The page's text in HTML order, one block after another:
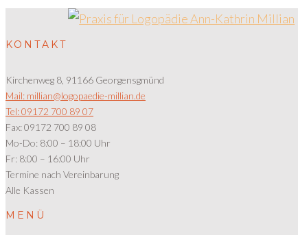
KONTAKT
Kirchenweg 8, 91166 Georgensgmünd
Mail: millian@logopaedie-millian.de
Tel: 09172 700 89 07
Fax: 09172 700 89 08
Mo-Do: 8:00 – 18:00 Uhr
Fr: 8:00 – 16:00 Uhr
Termine nach Vereinbarung
Alle Kassen
MENÜ